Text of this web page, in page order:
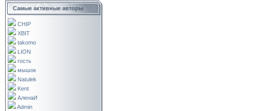
Самые активные авторы
CHIP
XBIT
takomo
LION
гость
мышок
Natulek
Kent
АленаИ
Admin